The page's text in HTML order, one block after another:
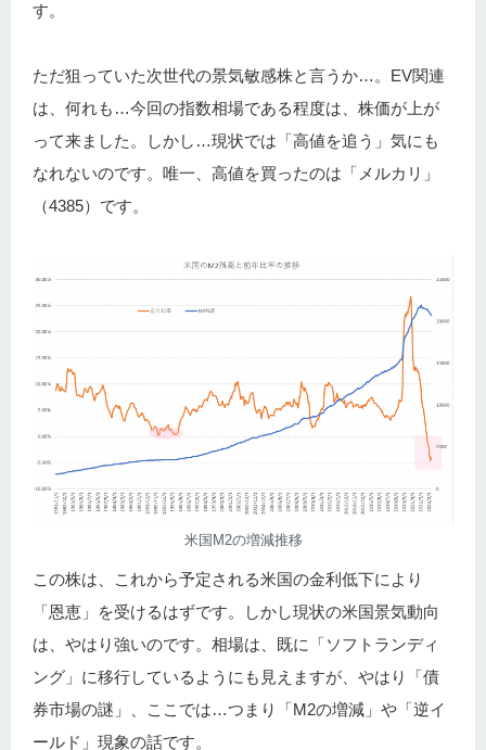
す。
ただ狙っていた次世代の景気敏感株と言うか…。EV関連
は、何れも…今回の指数相場である程度は、株価が上が
って来ました。しかし…現状では「高値を追う」気にも
なれないのです。唯一、高値を買ったのは「メルカリ」
（4385）です。
米国M2の増減推移
この株は、これから予定される米国の金利低下により
「恩恵」を受けるはずです。しかし現状の米国景気動向
は、やはり強いのです。相場は、既に「ソフトランディ
ング」に移行しているようにも見えますが、やはり「債
券市場の謎」、ここでは…つまり「M2の増減」や「逆イ
ールド」現象の話です。